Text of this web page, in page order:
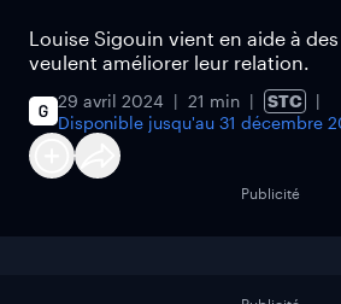
Louise Sigouin vient en aide à
veulent améliorer leur relation.
29 avril 2024 21 min
STC
Disponible jusqu'au 31 décembre
Publicité